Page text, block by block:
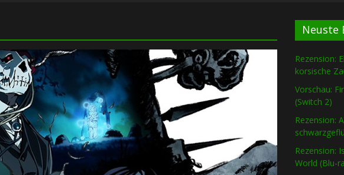
Neuste
Rezension:
korsische
Vorschau:
(Switch 2)
Rezension:
Rezension:
World (Blu-